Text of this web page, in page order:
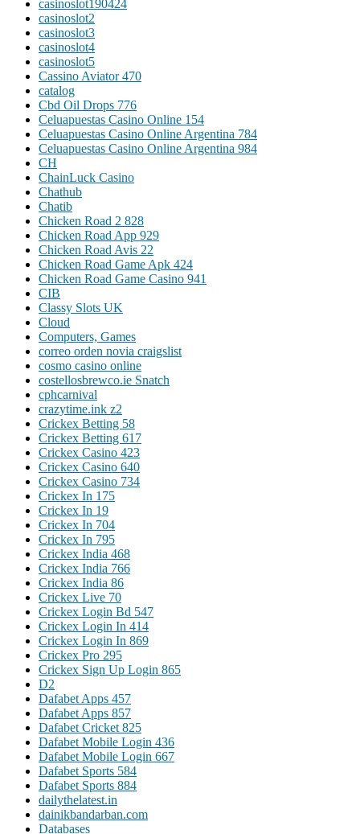
casinoslot190424
casinoslot2
casinoslot3
casinoslot4
casinoslot5
Cassino Aviator 470
catalog
Cbd Oil Drops 776
Celuapuestas Casino Online 154
Celuapuestas Casino Online Argentina 784
Celuapuestas Casino Online Argentina 984
CH
ChainLuck Casino
Chathub
Chatib
Chicken Road 2 828
Chicken Road App 929
Chicken Road Avis 22
Chicken Road Game Apk 424
Chicken Road Game Casino 941
CIB
Classy Slots UK
Cloud
Computers, Games
correo orden novia craigslist
cosmo casino online
costellosbrewco.ie Snatch
cphcarnival
crazytime.ink z2
Crickex Betting 58
Crickex Betting 617
Crickex Casino 423
Crickex Casino 640
Crickex Casino 734
Crickex In 175
Crickex In 19
Crickex In 704
Crickex In 795
Crickex India 468
Crickex India 766
Crickex India 86
Crickex Live 70
Crickex Login Bd 547
Crickex Login In 414
Crickex Login In 869
Crickex Pro 295
Crickex Sign Up Login 865
D2
Dafabet Apps 457
Dafabet Apps 857
Dafabet Cricket 825
Dafabet Mobile Login 436
Dafabet Mobile Login 667
Dafabet Sports 584
Dafabet Sports 884
dailythelatest.in
dainikbandarban.com
Databases